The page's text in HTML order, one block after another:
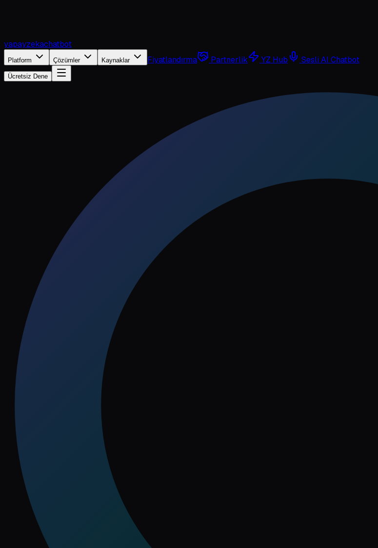
yapayzekachatbot
Platform Çözümler Kaynaklar Fiyatlandırma Partnerlik YZ Hub Sesli AI Chatbot
Ücretsiz Dene